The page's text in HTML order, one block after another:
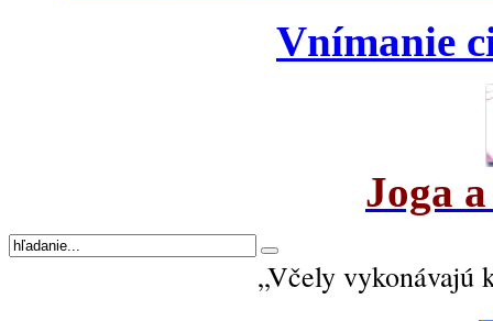
Vnímanie
Joga
„Včely vykonávajú